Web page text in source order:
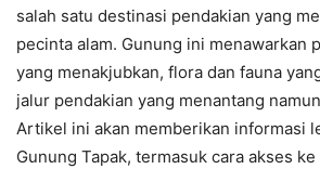
salah satu destinasi pendakian yang
pecinta alam. Gunung ini menawarkan
yang menakjubkan, flora dan fauna
jalur pendakian yang menantang
Artikel ini akan memberikan informasi
Gunung Tapak, termasuk cara akses